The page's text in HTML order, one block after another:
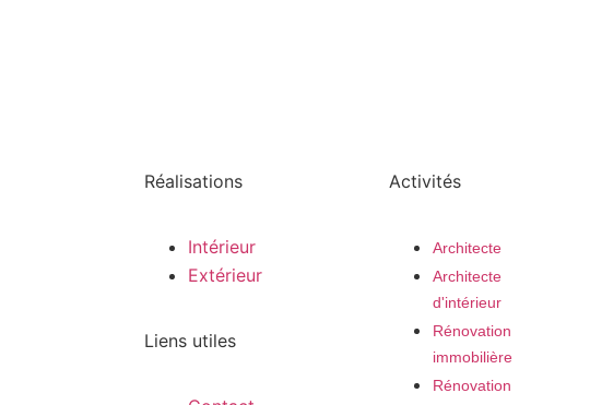
Réalisations
Intérieur
Extérieur
Liens utiles
Activités
Architecte
Architecte
d'intérieur
Rénovation
immobilière
Rénovation